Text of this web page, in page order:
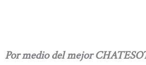
Por medio del mejor